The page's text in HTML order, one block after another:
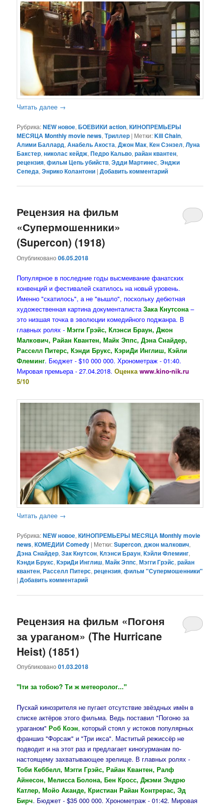
Читать далее →
Рубрика:NEW новое,БОЕВИКИ action,КИНОПРЕМЬЕРЫ
МЕСЯЦА Monthly movie news,Триллер | Метки:Kill Chain,
Алими Баллард,Анабель Акоста,Джон Мак,Кен Сэнзел,Луна
Бакстер,николас кейдж,Педро Кальво,райан квантен,
рецензия,фильм Цепь убийств,Эдди Мартинес,Энджи
Сепеда,Энрико Колантони |Добавить комментарий
Рецензия на фильм
«Супермошенники»
(Supercon) (1918)
Опубликовано06.05.2018
Популярное в последние годы высмеивание фанатских
конвенций и фестивалей скатилось на новый уровень.
Именно "скатилось", а не "вышло", поскольку дебютная
художественная картина документалистаЗака Кнутсона –
это низшая точка в эволюции комедийного поджанра. В
главных ролях -Мэгги Грэйс, Клэнси Браун, Джон
Малкович, Райан Квантен, Майк Эппс, Дэна Снайдер,
Расселл Питерс, Кэнди Брукс, КэриДи Инглиш, Кэйли
Флеминг. Бюджет - $10 000 000. Хронометраж - 01:40.
Мировая премьера - 27.04.2018.Оценка www.kino-nik.ru
5/10
Читать далее →
Рубрика:NEW новое,КИНОПРЕМЬЕРЫ МЕСЯЦА Monthly movie
news,КОМЕДИИ Comedy | Метки:Supercon,джон малкович,
Дэна Снайдер,Зак Кнутсон,Клэнси Браун,Кэйли Флеминг,
Кэнди Брукс,КэриДи Инглиш,Майк Эппс,Мэгги Грэйс,райан
квантен,Расселл Питерс,рецензия,фильм "Супермошенники"
|Добавить комментарий
Рецензия на фильм «Погоня
за ураганом» (The Hurricane
Heist) (1851)
Опубликовано01.03.2018
"Iти за тобою? Ти ж метеоролог..."
Пускай кинозрителя не пугает отсутствие звёздных имён в
списке актёров этого фильма. Ведь поставил "Погоню за
ураганом" Роб Коэн, который стоял у истоков популярных
франшиз "Форсаж" и "Три икса". Маститый режиссёр не
подводит и на этот раз и предлагает киногурманам по-
настоящему захватывающее зрелище. В главных ролях -
Тоби Кеббелл, Мэгги Грэйс, Райан Квантен, Ралф
Айнесон, Мелисса Болона, Бен Кросс, Джэми Эндрю
Катлер, Мойо Аканде, Кристиан Райан Контрерас, Эд
Бирч. Бюджет - $35 000 000. Хронометраж - 01:42. Мировая